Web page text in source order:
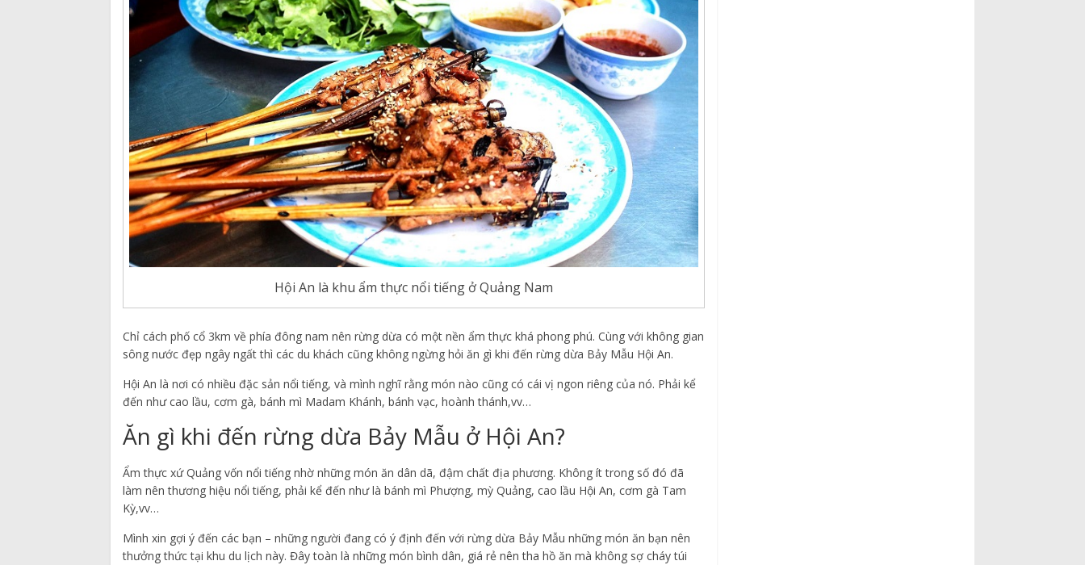
Hội An là khu ẩm thực nổi tiếng ở Quảng Nam
Chỉ cách phố cổ 3km về phía đông nam nên rừng dừa có một nền ẩm thực khá phong phú. Cùng với không gian
sông nước đẹp ngây ngất thì các du khách cũng không ngừng hỏi ăn gì khi đến rừng dừa Bảy Mẫu Hội An.
Hội An là nơi có nhiều đặc sản nổi tiếng, và mình nghĩ rằng món nào cũng có cái vị ngon riêng của nó. Phải kể
đến như cao lầu, cơm gà, bánh mì Madam Khánh, bánh vạc, hoành thánh,vv…
Ăn gì khi đến rừng dừa Bảy Mẫu ở Hội An?
Ẩm thực xứ Quảng vốn nổi tiếng nhờ những món ăn dân dã, đậm chất địa phương. Không ít trong số đó đã
làm nên thương hiệu nổi tiếng, phải kể đến như là bánh mì Phượng, mỳ Quảng, cao lầu Hội An, cơm gà Tam
Kỳ,vv…
Mình xin gợi ý đến các bạn – những người đang có ý định đến với rừng dừa Bảy Mẫu những món ăn bạn nên
thưởng thức tại khu du lịch này. Đây toàn là những món bình dân, giá rẻ nên tha hồ ăn mà không sợ cháy túi